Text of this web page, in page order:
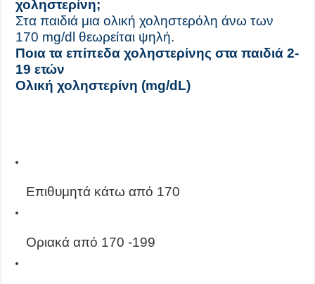
χοληστερίνη;
Στα παιδιά μια ολική χοληστερόλη άνω των
170 mg/dl θεωρείται ψηλή.
Ποια τα επίπεδα χοληστερίνης στα παιδιά 2-
19 ετών
Ολική χοληστερίνη (mg/dL)
Επιθυμητά κάτω από 170
Οριακά από 170 -199